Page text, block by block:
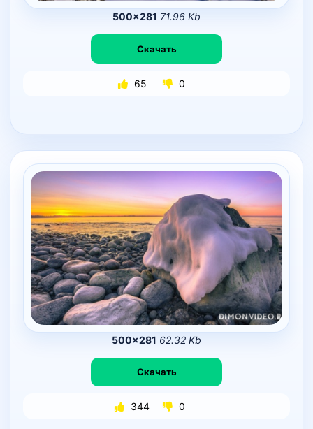
500×281 71.96 Kb
Скачать
65 0
500×281 62.32 Kb
Скачать
344 0